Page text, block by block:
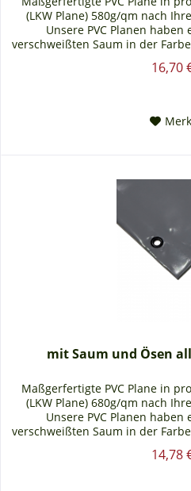
(LKW Plane) 580g/qm nach
Unsere PVC Planen
verschweißten Saum in der
16,70
mit Saum und Ösen
Maßgerfertigte PVC Plane in
(LKW Plane) 680g/qm nach
Unsere PVC Planen
verschweißten Saum in der
14,78